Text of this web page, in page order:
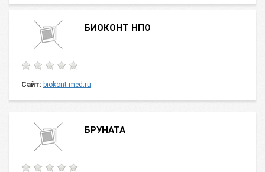
БИОКОНТ НПО
Сайт: biokont-med.ru
БРУНАТА